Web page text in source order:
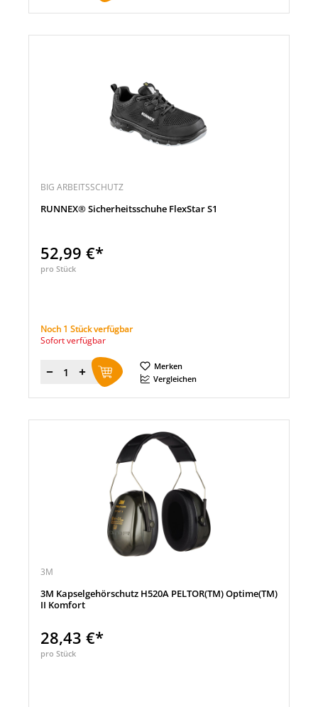
BIG ARBEITSSCHUTZ
RUNNEX® Sicherheitsschuhe FlexStar S1
52,99 €*
pro Stück
Noch 1 Stück verfügbar
Sofort verfügbar
Menge
Merken
Vergleichen
3M
3M Kapselgehörschutz H520A PELTOR(TM) Optime(TM)
II Komfort
28,43 €*
pro Stück